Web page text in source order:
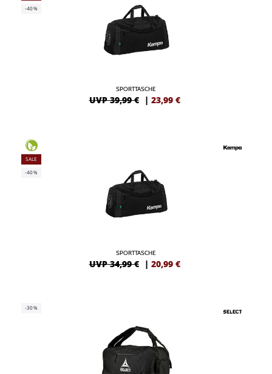
-40%
SPORTTASCHE
UVP 39,99 € | 23,99 €
SALE
-40%
SPORTTASCHE
UVP 34,99 € | 20,99 €
-30%